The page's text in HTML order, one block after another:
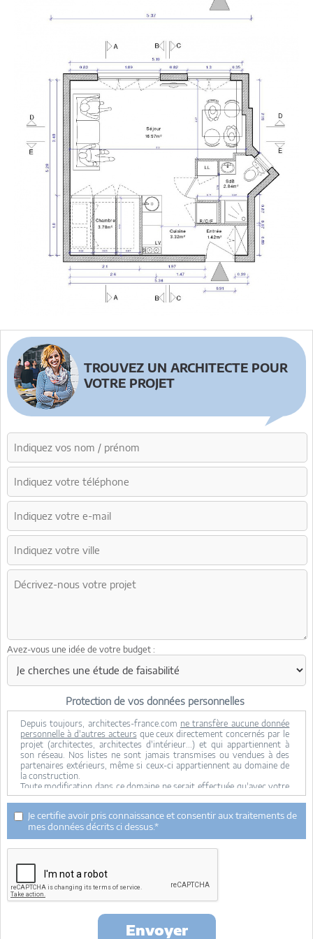
TROUVEZ UN ARCHITECTE POUR
VOTRE PROJET
Avez-vous une idée de votre budget :
Protection de vos données personnelles
Depuis toujours, architectes-france.com ne transfère aucune donnée
personnelle à d'autres acteurs que ceux directement concernés par le
projet (architectes, architectes d'intérieur...) et qui appartiennent à
son réseau. Nos listes ne sont jamais transmises ou vendues à des
partenaires extérieurs, même si ceux-ci appartiennent au domaine de
la construction.
Toute modification dans ce domaine ne serait effectuée qu'avec votre
consentement.
Je consens à ce que mes données personnelles soient collectées pour
permettre à architectes-france de transférer votre projet aux
architectes. Seul Architectes-france, ses équipes internes et la
maitrise d'oeuvre concernée par le projet y ont accès. Aucune
transmission de données à des tiers à l'exclusion de ceux décrits ci
dessus n'est réalisée.
Mes données téléphoniques seront uniquement utilisées par
Architectes-france.com et les architectes de notre réseau dans le
cadre de la qualification et du suivi de mon projet.
Les données sont conservées pendant une durée de 18 mois courant à
partir des derniers contacts effectifs entre architectes-france et vous
ou architectes-france et un membre de la maitrise d'oeuvre en
Je certifie avoir pris connaissance et consentir aux traitements de
mes données décrits ci dessus.*
Envoyer